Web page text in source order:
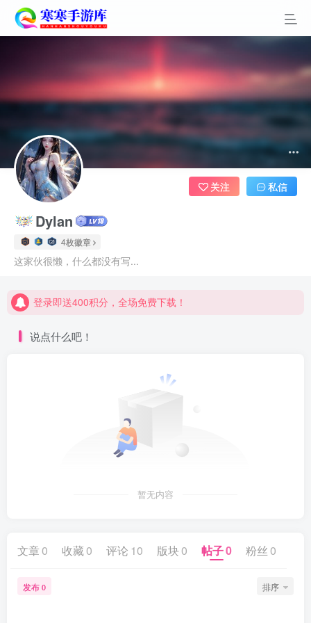
Dylan
4枚徽章
这家伙很懒，什么都没有写...
关注 私信
登录即送400积分，全场免费下载！
登录即送400积分，全场免费下载！
说点什么吧！
暂无内容
文章0 收藏 0 评论 10 版块 0 帖子0 粉丝 0
发布 0 排序